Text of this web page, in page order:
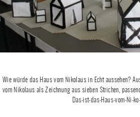
Wie würde das Haus vom Nikolaus in Echt aussehen?
vom Nikolaus als Zeichnung aus sieben Strichen,
Das-ist-das-Haus-vom-Ni-